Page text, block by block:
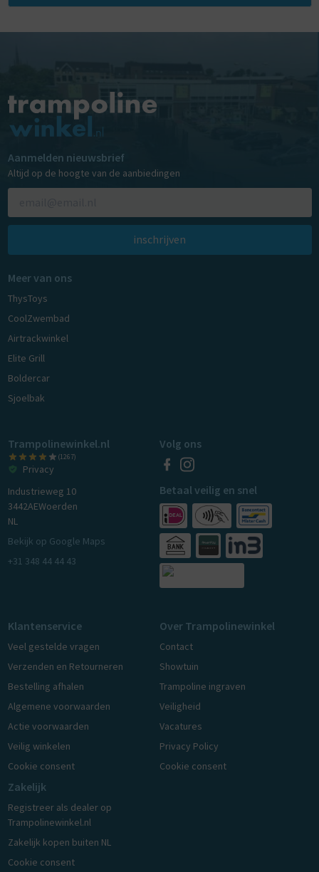
Aanmelden nieuwsbrief
Altijd op de hoogte van de aanbiedingen
inschrijven
Meer van ons
ThysToys
CoolZwembad
Airtrackwinkel
Elite Grill
Boldercar
Sjoelbak
Trampolinewinkel.nl
(1267)
Privacy
Industrieweg 10
3442AEWoerden
NL
Bekijk op Google Maps
+31 348 44 44 43
Volg ons
Betaal veilig en snel
Klantenservice
Veel gestelde vragen
Verzenden en Retourneren
Bestelling afhalen
Algemene voorwaarden
Actie voorwaarden
Veilig winkelen
Cookie consent
Over Trampolinewinkel
Contact
Showtuin
Trampoline ingraven
Veiligheid
Vacatures
Privacy Policy
Cookie consent
Zakelijk
Registreer als dealer op
Trampolinewinkel.nl
Zakelijk kopen buiten NL
Cookie consent